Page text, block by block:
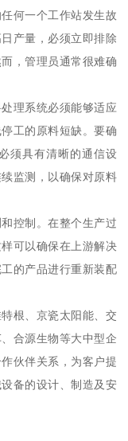
何一个工作站发生故
产量，必须立即排除
，管理员通常很难确
理系统必须能够适应
工的原料短缺。要确
须具有清晰的通信设
监测，以确保对原料
控制。在整个生产过
可以确保在上游解决
的产品进行重新装配
根、京瓷太阳能、交
合源生物等大中型企
伙伴关系，为客户提
备的设计、制造及安